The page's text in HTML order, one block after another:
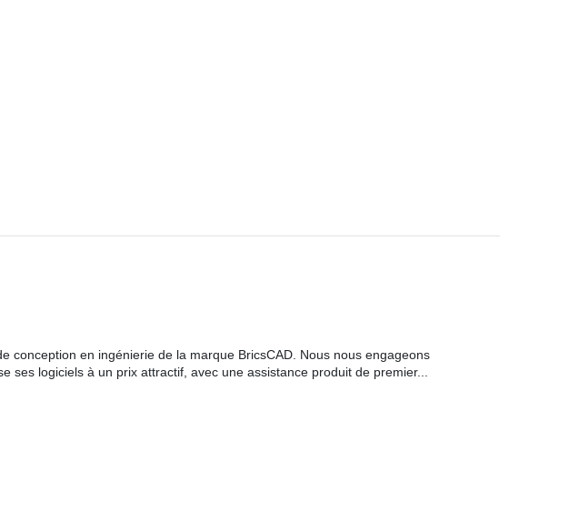
conception en ingénierie de la marque BricsCAD. Nous nous engageons
logiciels à un prix attractif, avec une assistance produit de premier...